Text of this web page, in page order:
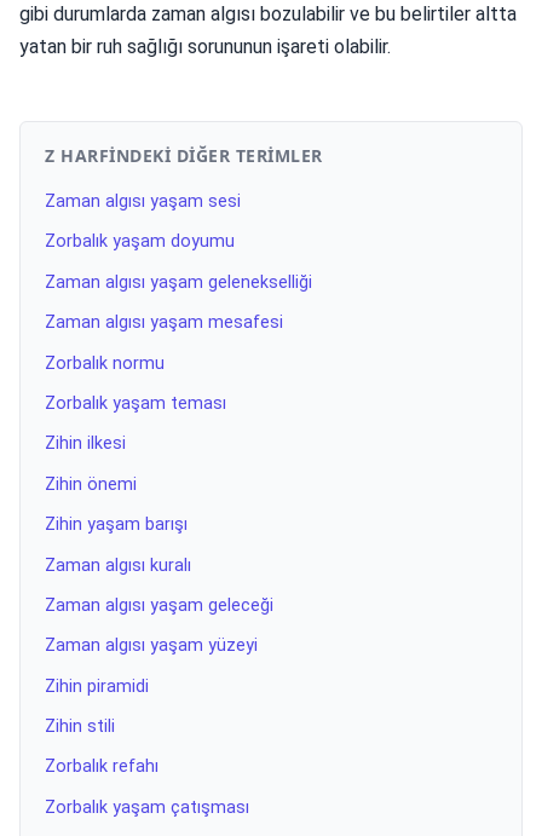
gibi durumlarda zaman algısı bozulabilir ve bu belirtiler altta
yatan bir ruh sağlığı sorununun işareti olabilir.
Z HARFINDEKI DIĞER TERIMLER
Zaman algısı yaşam sesi
Zorbalık yaşam doyumu
Zaman algısı yaşam gelenekselliği
Zaman algısı yaşam mesafesi
Zorbalık normu
Zorbalık yaşam teması
Zihin ilkesi
Zihin önemi
Zihin yaşam barışı
Zaman algısı kuralı
Zaman algısı yaşam geleceği
Zaman algısı yaşam yüzeyi
Zihin piramidi
Zihin stili
Zorbalık refahı
Zorbalık yaşam çatışması